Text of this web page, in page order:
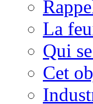
La
Qui
Cet